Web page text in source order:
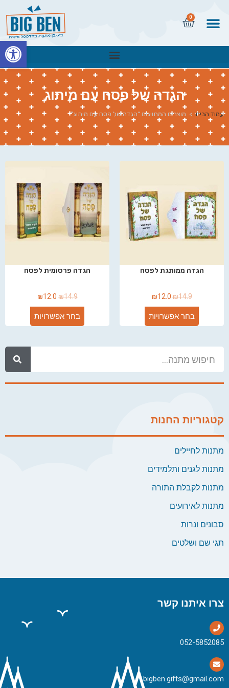
0
הגדה של פסח עם מיתוג
עמוד הבית > מוצרים המתויגים “הגדה של פסח עם מיתוג”
קטגוריות החנות
מתנות לחיילים
מתנות לגנים ותלמידים
מתנות לקבלת התורה
מתנות לאירועים
סבונים ונרות
תגי שם ושלטים
הגדה ממותגת לפסח
₪14.9
₪12.0
בחר אפשרויות
הגדה פרסומית לפסח
₪14.9
₪12.0
בחר אפשרויות
צרו איתנו קשר
bigben.gifts@gmail.com